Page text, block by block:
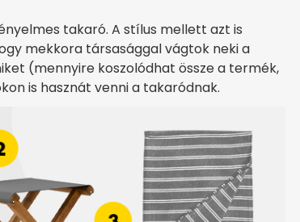
takaró. A stílus mellett azt is
mekkora társasággal vágtok neki a
(mennyire koszolódhat össze a termék,
is hasznát venni a takaródnak.